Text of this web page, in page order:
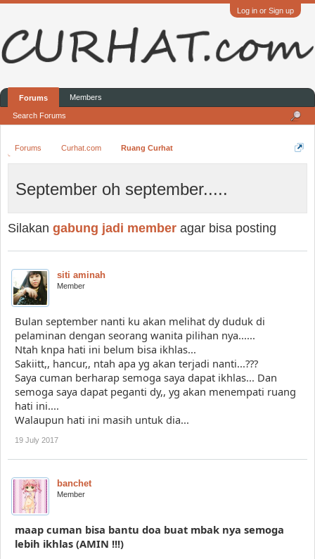
Log in or Sign up
Forums Curhat.com Ruang Curhat
September oh september.....
Silakan gabung jadi member agar bisa posting
siti aminah
Member
Bulan september nanti ku akan melihat dy duduk di
pelaminan dengan seorang wanita pilihan nya......
Ntah knpa hati ini belum bisa ikhlas...
Sakiitt,, hancur,, ntah apa yg akan terjadi nanti...???
Saya cuman berharap semoga saya dapat ikhlas... Dan
semoga saya dapat peganti dy,, yg akan menempati ruang
hati ini....
Walaupun hati ini masih untuk dia...
19 July 2017
banchet
Member
maap cuman bisa bantu doa buat mbak nya semoga
lebih ikhlas (AMIN !!!)
Forums
Search Forums
Members